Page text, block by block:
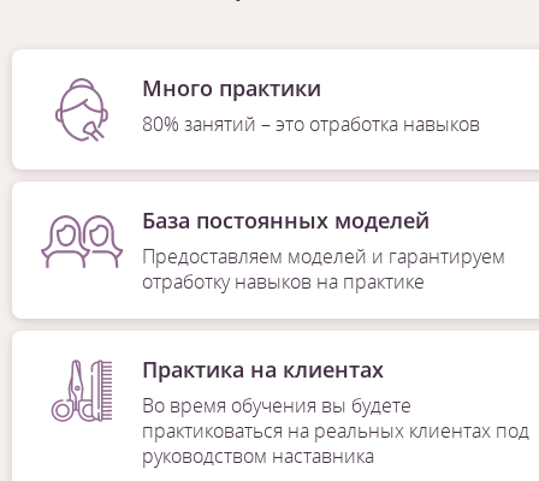
Много практики
80% занятий – это отработка навыков
База постоянных моделей
Предоставляем моделей и гарантируем
отработку навыков на практике
Практика на клиентах
Во время обучения вы будете
практиковаться на реальных клиентах под
руководством наставника